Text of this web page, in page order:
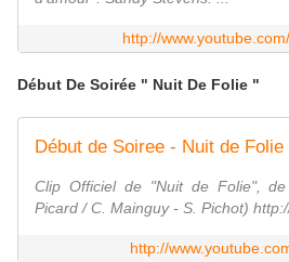
http://
Début De Soirée " Nuit De Folie "
Début de Soiree - Nuit de
Clip Officiel de "Nuit de Folie",
Picard / C. Mainguy - S. Pichot)
http://